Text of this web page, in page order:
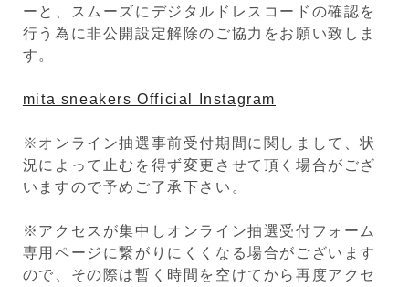
ーと、スムーズにデジタルドレスコードの確認を
行う為に非公開設定解除のご協力をお願い致しま
す。
mita sneakers Official Instagram
※オンライン抽選事前受付期間に関しまして、状
況によって止むを得ず変更させて頂く場合がござ
いますので予めご了承下さい。
※アクセスが集中しオンライン抽選受付フォーム
専用ページに繋がりにくくなる場合がございます
ので、その際は暫く時間を空けてから再度アクセ